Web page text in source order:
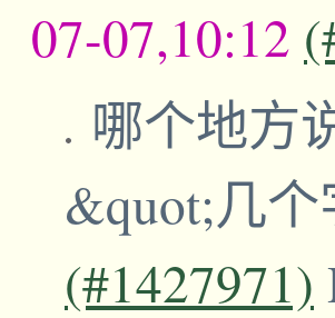
07-07,10:12
哪个地方
&quot;几
(#1427971)